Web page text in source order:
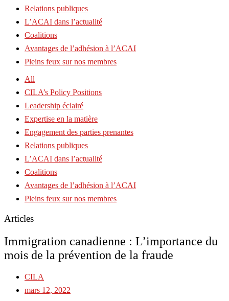
Relations publiques
L’ACAI dans l’actualité
Coalitions
Avantages de l’adhésion à l’ACAI
Pleins feux sur nos membres
All
CILA’s Policy Positions
Leadership éclairé
Expertise en la matière
Engagement des parties prenantes
Relations publiques
L’ACAI dans l’actualité
Coalitions
Avantages de l’adhésion à l’ACAI
Pleins feux sur nos membres
Articles
Immigration canadienne : L’importance du
mois de la prévention de la fraude
CILA
mars 12, 2022